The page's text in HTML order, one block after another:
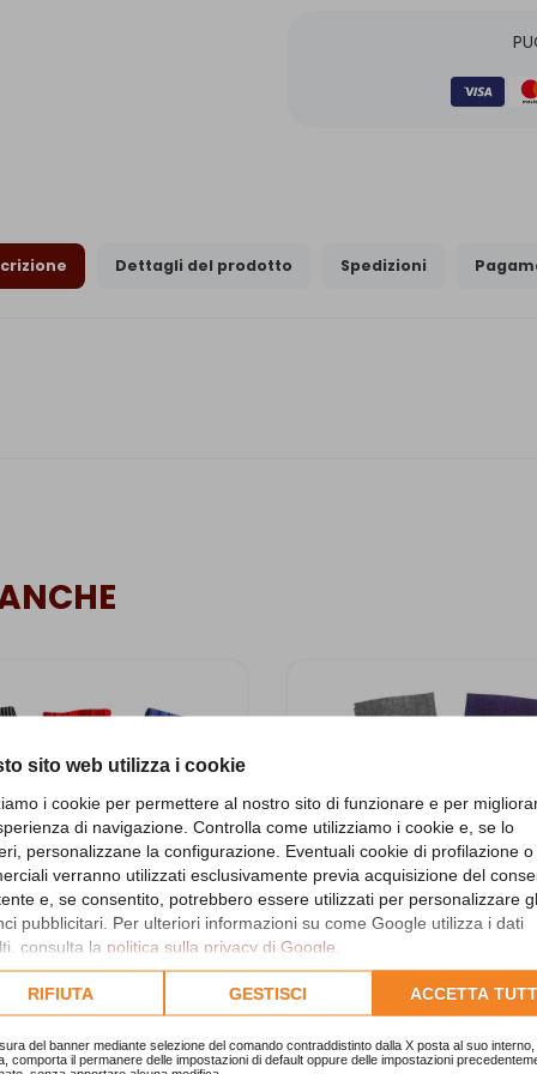
sito web utilizza i cookie
i cookie per permettere al nostro sito di funzionare e per
di navigazione. Controlla come utilizziamo i cookie e, se lo
personalizzane la configurazione. Eventuali cookie di profilazione o
verranno utilizzati esclusivamente previa acquisizione del
e, se consentito, potrebbero essere utilizzati per personalizzare
pubblicitari. Per ulteriori informazioni su come Google utilizza i dati
consulta la politica sulla privacy di Google
l'informativa cookie completa.
RIFIUTA GESTISCI ACCETTA
del banner mediante selezione del comando contraddistinto dalla X posta al suo interno,
comporta il permanere delle impostazioni di default oppure delle impostazioni
Dettagli del prodotto Spedizioni
RossoViolaNero
TAAF01C
GrigioViola
TAAF01B